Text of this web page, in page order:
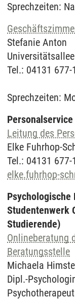
Sprechzeiten:
Stefanie Anton
Tel.: 04131 677-
Sprechzeiten:
Personalservice
Leitung des
Elke Fuhrhop-
Tel.: 04131 677-
elke.fuhrhop-
Psychologische
Studentenwerk
Studierende)
Onlineberatung
Beratungsstelle
Michaela
Dipl.-